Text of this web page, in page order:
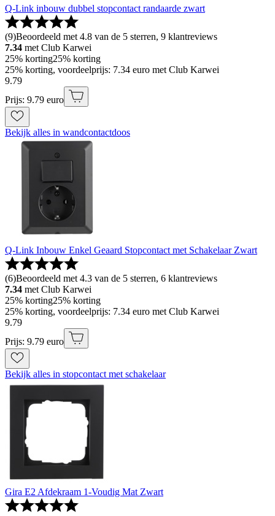
Q-Link inbouw dubbel stopcontact randaarde zwart
(9)Beoordeeld met 4.8 van de 5 sterren, 9 klantreviews
7.34 met Club Karwei
25% korting25% korting
25% korting, voordeelprijs: 7.34 euro met Club Karwei
9.79
Prijs: 9.79 euro
Bekijk alles in wandcontactdoos
Q-Link Inbouw Enkel Geaard Stopcontact met Schakelaar Zwart
(6)Beoordeeld met 4.3 van de 5 sterren, 6 klantreviews
7.34 met Club Karwei
25% korting25% korting
25% korting, voordeelprijs: 7.34 euro met Club Karwei
9.79
Prijs: 9.79 euro
Bekijk alles in stopcontact met schakelaar
Gira E2 Afdekraam 1-Voudig Mat Zwart